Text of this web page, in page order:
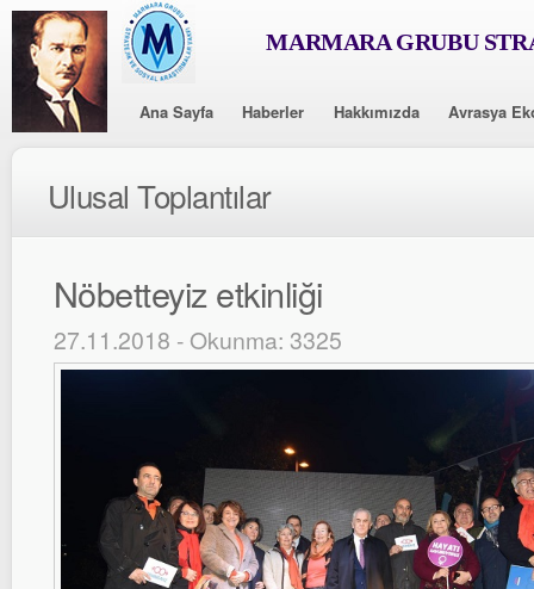
MARMARA GRUBU
Ana Sayfa Haberler Hakkımızda Avrasya
Ulusal Toplantılar
Nöbetteyiz etkinliği
27.11.2018 - Okunma: 3325